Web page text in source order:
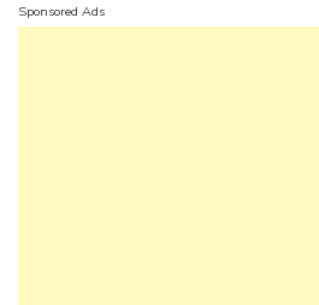
Sponsored Ads